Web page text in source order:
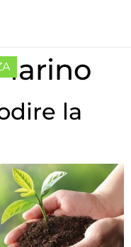
la